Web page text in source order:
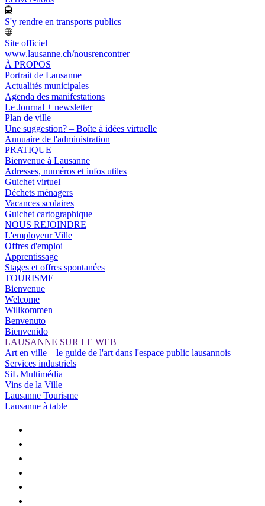
S'y rendre en transports publics
Site officiel
www.lausanne.ch/nousrencontrer
À PROPOS
Portrait de Lausanne
Actualités municipales
Agenda des manifestations
Le Journal + newsletter
Plan de ville
Une suggestion? – Boîte à idées virtuelle
Annuaire de l'administration
PRATIQUE
Bienvenue à Lausanne
Adresses, numéros et infos utiles
Guichet virtuel
Déchets ménagers
Vacances scolaires
Guichet cartographique
NOUS REJOINDRE
L'employeur Ville
Offres d'emploi
Apprentissage
Stages et offres spontanées
TOURISME
Bienvenue
Welcome
Willkommen
Benvenuto
Bienvenido
LAUSANNE SUR LE WEB
Art en ville – le guide de l'art dans l'espace public lausannois
Services industriels
SiL Multimédia
Vins de la Ville
Lausanne Tourisme
Lausanne à table